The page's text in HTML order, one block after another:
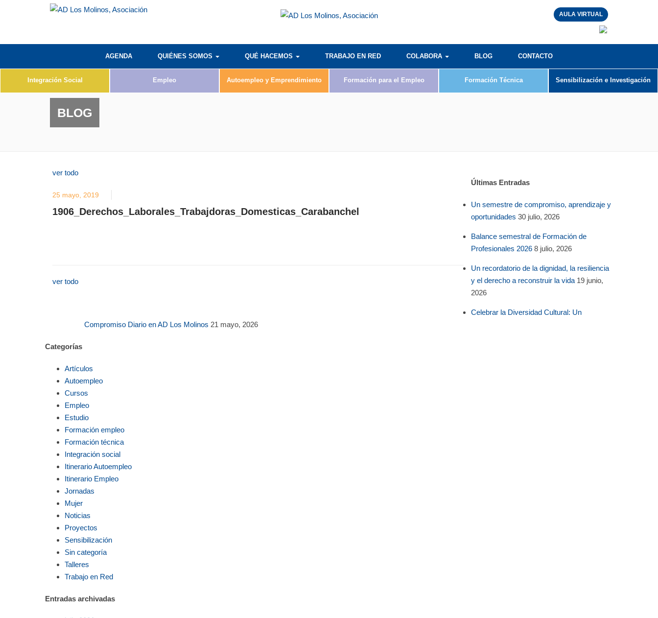
AULA VIRTUAL
AGENDA QUIÉNES SOMOS QUÉ HACEMOS TRABAJO EN RED COLABORA BLOG CONTACTO
Integración Social Empleo Autoempleo y Emprendimiento Formación para el Empleo Formación Técnica Sensibilización e Investigación
BLOG
ver todo
25 mayo, 2019
1906_Derechos_Laborales_Trabajdoras_Domesticas_Carabanchel
ver todo
Últimas Entradas
Un semestre de compromiso, aprendizaje y
oportunidades 30 julio, 2026
Balance semestral de Formación de
Profesionales 2026 8 julio, 2026
Un recordatorio de la dignidad, la resiliencia
y el derecho a reconstruir la vida 19 junio,
2026
Celebrar la Diversidad Cultural: Un
Compromiso Diario en AD Los Molinos 21 mayo, 2026
Categorías
Artículos
Autoempleo
Cursos
Empleo
Estudio
Formación empleo
Formación técnica
Integración social
Itinerario Autoempleo
Itinerario Empleo
Jornadas
Mujer
Noticias
Proyectos
Sensibilización
Sin categoría
Talleres
Trabajo en Red
Entradas archivadas